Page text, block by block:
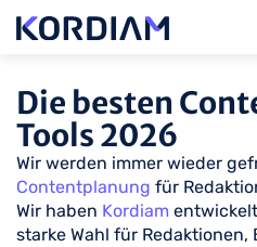
Die besten
Tools 2026
Wir werden immer wieder
Contentplanung für
Wir haben Kordiam
starke Wahl für Redaktionen,